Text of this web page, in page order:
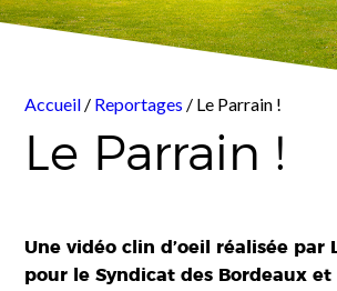
Accueil / Reportages / Le Parrain !
Le Parrain !
Une vidéo clin d’oeil réalisée par
pour le Syndicat des Bordeaux et